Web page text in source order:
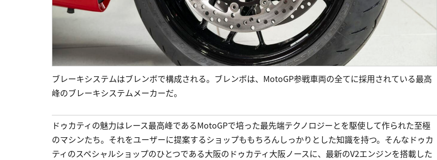
ブレーキシステムはブレンボで構成される。ブレンボは、MotoGP参戦車両の全てに採用されている最高
峰のブレーキシステムメーカーだ。
ドゥカティの魅力はレース最高峰であるMotoGPで培った最先端テクノロジーとを駆使して作られた至極
のマシンたち。それをユーザーに提案するショップももちろんしっかりとした知識を持つ。そんなドゥカ
ティのスペシャルショップのひとつである大阪のドゥカティ大阪ノースに、最新のV2エンジンを搭載した